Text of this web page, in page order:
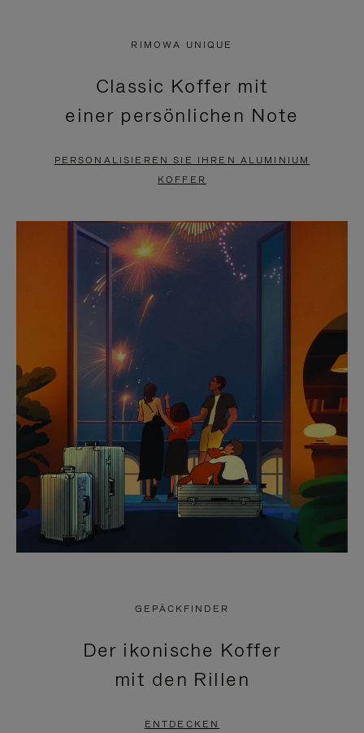
PAUSIERT,
BITTE
DRÜCKEN
ANZUHALTEN
KLICKEN
SIE
ZUM
AUFHEBEN
STUMMSCHALTUNG
RIMOWA UNIQUE
Classic Koffer mit
einer persönlichen Note
PERSONALISIEREN SIE IHREN ALUMINIUM
KOFFER
GEPÄCKFINDER
Der ikonische Koffer
mit den Rillen
ENTDECKEN